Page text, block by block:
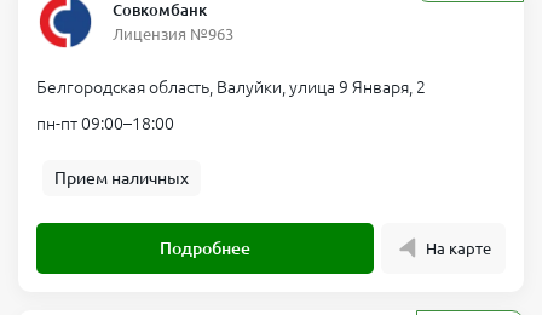
Совкомбанк
Лицензия №963
Белгородская область, Валуйки, улица 9 Января, 2
пн-пт 09:00–18:00
Прием наличных
Подробнее На карте